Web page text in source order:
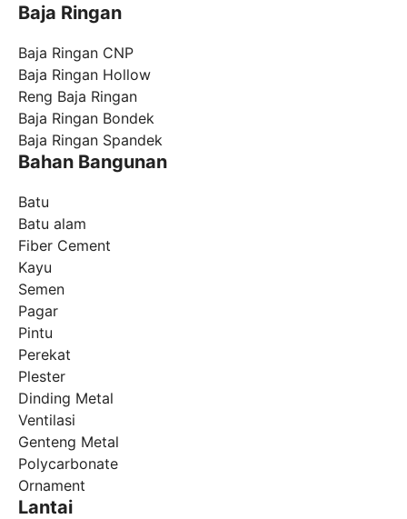
Baja Ringan
Baja Ringan CNP
Baja Ringan Hollow
Reng Baja Ringan
Baja Ringan Bondek
Baja Ringan Spandek
Bahan Bangunan
Batu
Batu alam
Fiber Cement
Kayu
Semen
Pagar
Pintu
Perekat
Plester
Dinding Metal
Ventilasi
Genteng Metal
Polycarbonate
Ornament
Lantai